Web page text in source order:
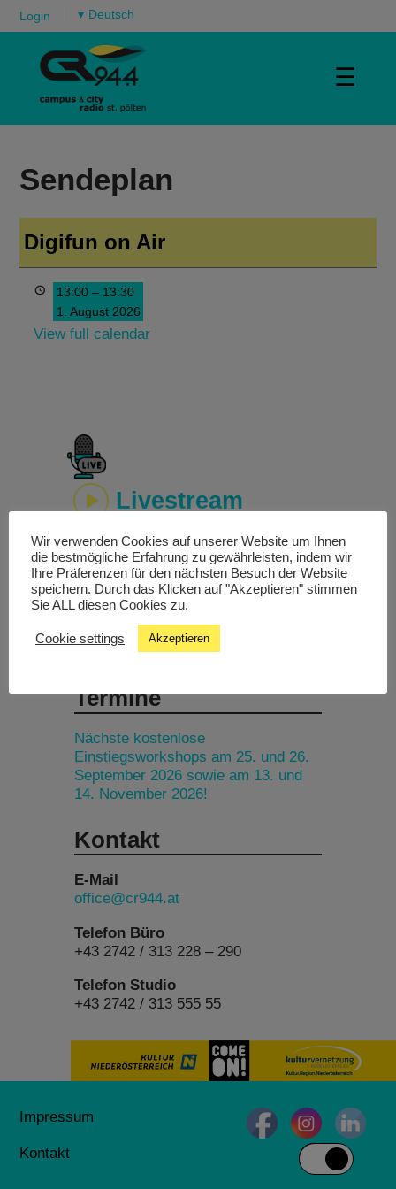
Login ▾
☰
Sendeplan
Digifun on Air
13:00 – 13:30
1. August 2026
View full calendar
Livestream
Studiochat
Songfinder
Termine
Nächste kostenlose
Einstiegsworkshops am 25. und 26.
September 2026 sowie am 13. und
14. November 2026!
Kontakt
E-Mail
office@cr944.at
Telefon Büro
+43 2742 / 313 228 – 290
Telefon Studio
+43 2742 / 313 555 55
Impressum
Kontakt
Wir verwenden Cookies auf unserer Website um Ihnen
die bestmögliche Erfahrung zu gewährleisten, indem wir
Ihre Präferenzen für den nächsten Besuch der Website
speichern. Durch das Klicken auf "Akzeptieren" stimmen
Sie ALL diesen Cookies zu.
Cookie settings Akzeptieren